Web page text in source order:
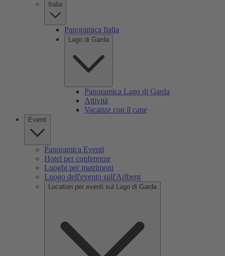
Italia
Panoramica Italia
Lago di Garda
Panoramica Lago di Garda
Attività
Vacanze con il cane
Eventi
Panoramica Eventi
Hotel per conferenze
Luoghi per matrimoni
Luogo dell'evento sull'Arlberg
Location per eventi sul Lago di Garda